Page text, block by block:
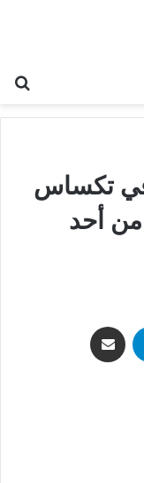
في تكساس‬⁩
من أحد
تيلقرام